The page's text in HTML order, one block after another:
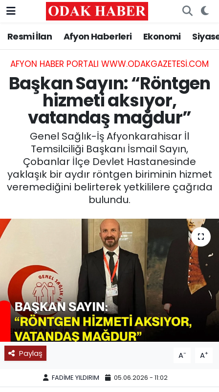
Resmi İlan Afyon Haberleri Ekonomi
AFYON HABER PORTALI WWW.ODAKGAZETESI.COM
Başkan Sayın: “Röntgen
hizmeti aksıyor,
vatandaş mağdur”
Genel Sağlık-İş Afyonkarahisar İl
Temsilciliği Başkanı İsmail Sayın,
Çobanlar İlçe Devlet Hastanesinde
yaklaşık bir aydır röntgen biriminin hizmet
veremediğini belirterek yetkililere çağrıda
bulundu.
Paylaş A- A+
FADİME YILDIRIM 05.06.2026 - 11:02
AFYONKARAHİSAR HABERLERİ
Resmi İlan
ASAYİŞ
GÜNCEL
SİYASET
EĞİTİM
MAGAZİN
Nöbetçi Eczaneler
Hava Durumu
Trafik Durumu
Süper Lig Puan Durumu ve Fikstür
Tüm Manşetler
Son Dakika Haberleri
Haber Arşivi